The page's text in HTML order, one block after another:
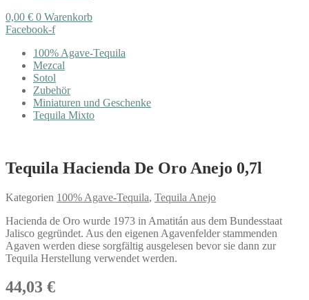
0,00 € 0 Warenkorb
Facebook-f
100% Agave-Tequila
Mezcal
Sotol
Zubehör
Miniaturen und Geschenke
Tequila Mixto
Tequila Hacienda De Oro Anejo 0,7l
Kategorien 100% Agave-Tequila, Tequila Anejo
Hacienda de Oro wurde 1973 in Amatitán aus dem Bundesstaat
Jalisco gegründet. Aus den eigenen Agavenfelder stammenden
Agaven werden diese sorgfältig ausgelesen bevor sie dann zur
Tequila Herstellung verwendet werden.
44,03 €